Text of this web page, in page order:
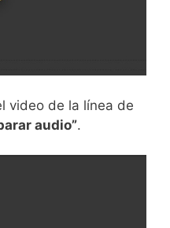
video de la línea de
audio”.